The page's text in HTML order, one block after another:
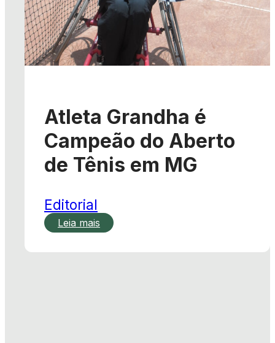
Atleta Grandha é
Campeão do Aberto
de Tênis em MG
Editorial
Leia mais